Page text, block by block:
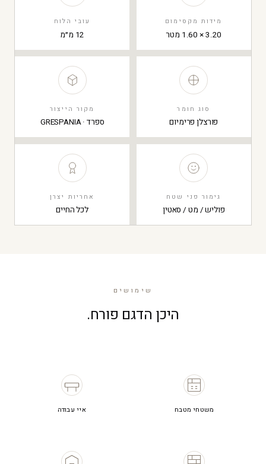
מידות מקסימום
3.20 × 1.60 מטר
עובי הלוח
12 מ״מ
סוג חומר
פורצלן פרימיום
מקור הייצור
ספרד · GRESPANIA
גימור פני שטח
פוליש / מט / סאטין
אחריות יצרן
לכל החיים
שימושים
היכן הדגם פורח.
משטחי מטבח איי עבודה